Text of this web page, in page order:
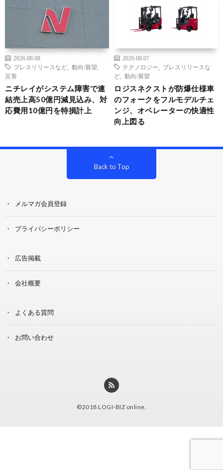
2026.08.08
プレスリリースなど
動向/展望
災害
ニチレイがシステム障害で連
結売上高50億円減見込み、対
応費用10億円を特損計上
2026.08.07
テクノロジー
プレスリリースな
ど
動向/展望
ロジスネクストが防爆仕様車
のフォークをフルモデルチェ
ンジ、オペレーターの快適性
向上図る
Back to Top
メルマガ会員登録
プライバシーポリシー
広告掲載
会社概要
よくある質問
お問い合わせ
©2018 LOGI-BIZ online